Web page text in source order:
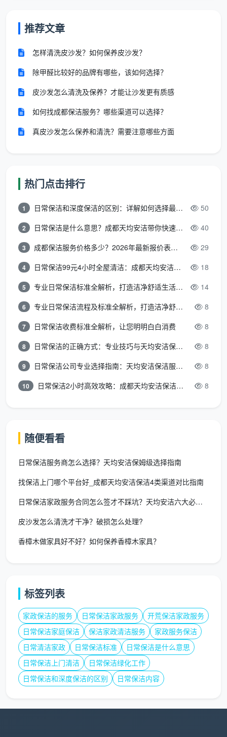
推荐文章
怎样清洗皮沙发？如何保养皮沙发？
除甲醛比较好的品牌有哪些，该如何选择？
皮沙发怎么清洗及保养？才能让沙发更有质感
如何找成都保洁服务？哪些渠道可以选择？
真皮沙发怎么保养和清洗？需要注意哪些方面
热门点击排行
1 日常保洁和深度保洁的区别：详解如何选择最适合的清洁服务 50
2 日常保洁是什么意思？成都天均安洁带你快速区分“日常vs深度vs开荒” 40
3 成都保洁服务价格多少？2026年最新报价表来了，这一篇看透所有费用 29
4 日常保洁99元4小时全屋清洁：成都天均安洁保洁超值服务全解析 18
5 专业日常保洁标准全解析，打造洁净舒适生活空间 14
6 专业日常保洁流程及标准全解析，打造洁净舒适环境 8
7 日常保洁收费标准全解析，让您明明白白消费 8
8 日常保洁的正确方式：专业技巧与天均安洁保洁服务全解析 8
9 日常保洁公司专业选择指南：天均安洁保洁服务全解析 8
10 日常保洁2小时高效攻略：成都天均安洁保洁专业时间管理方案 8
随便看看
日常保洁服务商怎么选择？天均安洁保姆级选择指南
找保洁上门哪个平台好_成都天均安洁保洁4类渠道对比指南
日常保洁家政服务合同怎么签才不踩坑？天均安洁六大必备条款一次
皮沙发怎么清洗才干净？破损怎么处理?
香樟木做家具好不好？如何保养香樟木家具？
标签列表
家政保洁的服务 日常保洁家政服务
开荒保洁家政服务
日常保洁家庭保洁
保洁家政清洁服务
家政服务保洁
日常清洁家政
日常保洁标准
日常保洁是什么意思
日常保洁上门清洁
日常保洁绿化工作
日常保洁和深度保洁的区别
日常保洁内容